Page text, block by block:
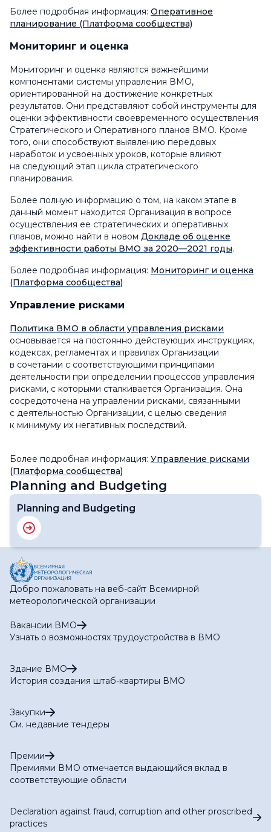
Более подробная информация: Оперативное
планирование (Платформа сообщества)
Мониторинг и оценка
Мониторинг и оценка являются важнейшими
компонентами системы управления ВМО,
ориентированной на достижение конкретных
результатов. Они представляют собой инструменты для
оценки эффективности своевременного осуществления
Стратегического и Оперативного планов ВМО. Кроме
того, они способствуют выявлению передовых
наработок и усвоенных уроков, которые влияют
на следующий этап цикла стратегического
планирования.
Более полную информацию о том, на каком этапе в
данный момент находится Организация в вопросе
осуществления ее стратегических и оперативных
планов, можно найти в новом Докладе об оценке
эффективности работы ВМО за 2020—2021 годы.
Более подробная информация: Мониторинг и оценка
(Платформа сообщества)
Управление рисками
Политика ВМО в области управления рисками
основывается на постоянно действующих инструкциях,
кодексах, регламентах и правилах Организации
в сочетании с соответствующими принципами
деятельности при определении процессов управления
рисками, с которыми сталкивается Организация. Она
сосредоточена на управлении рисками, связанными
с деятельностью Организации, с целью сведения
к минимуму их негативных последствий.
Более подробная информация: Управление рисками
(Платформа сообщества)
Planning and Budgeting
Planning and Budgeting
Добро пожаловать на веб-сайт Всемирной
метеорологической организации
Вакансии ВМО
Узнать о возможностях трудоустройства в ВМО
Здание ВМО
История создания штаб-квартиры ВМО
Закупки
См. недавние тендеры
Премии
Премиями ВМО отмечается выдающийся вклад в
соответствующие области
Declaration against fraud, corruption and other proscribed
practices